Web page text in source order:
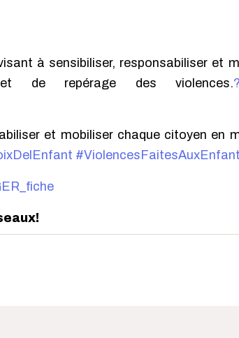
à sensibiliser, responsabiliser et
de repérage des violences.
et mobiliser chaque citoyen en
#